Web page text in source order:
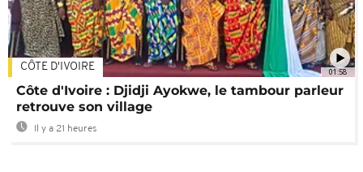
01:58
CÔTE D'IVOIRE
Côte d'Ivoire : Djidji Ayokwe, le tambour parleur
retrouve son village
Il y a 21 heures